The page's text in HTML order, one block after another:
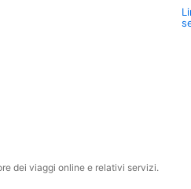
dei viaggi online e relativi servizi.